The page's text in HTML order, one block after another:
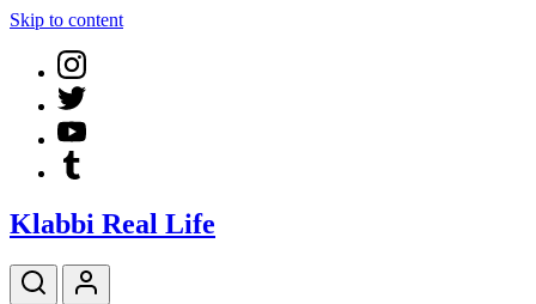
Skip to content
Klabbi Real Life